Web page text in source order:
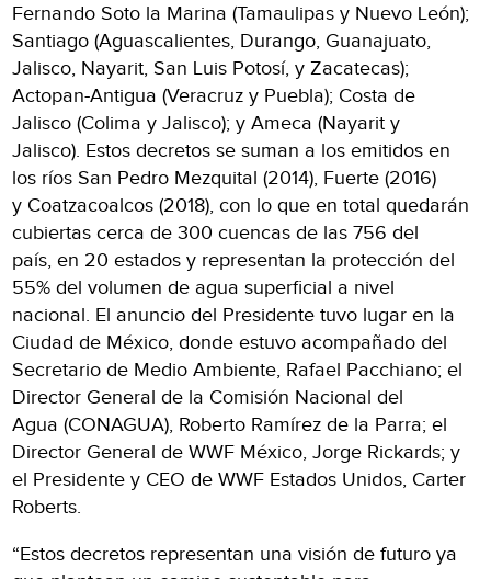
Fernando Soto la Marina (Tamaulipas y Nuevo León);
Santiago (Aguascalientes, Durango, Guanajuato,
Jalisco, Nayarit, San Luis Potosí, y Zacatecas);
Actopan-Antigua (Veracruz y Puebla); Costa de
Jalisco (Colima y Jalisco); y Ameca (Nayarit y
Jalisco). Estos decretos se suman a los emitidos en
los ríos San Pedro Mezquital (2014), Fuerte (2016)
y Coatzacoalcos (2018), con lo que en total quedarán
cubiertas cerca de 300 cuencas de las 756 del
país, en 20 estados y representan la protección del
55% del volumen de agua superficial a nivel
nacional. El anuncio del Presidente tuvo lugar en la
Ciudad de México, donde estuvo acompañado del
Secretario de Medio Ambiente, Rafael Pacchiano; el
Director General de la Comisión Nacional del
Agua (CONAGUA), Roberto Ramírez de la Parra; el
Director General de WWF México, Jorge Rickards; y
el Presidente y CEO de WWF Estados Unidos, Carter
Roberts.
“Estos decretos representan una visión de futuro ya